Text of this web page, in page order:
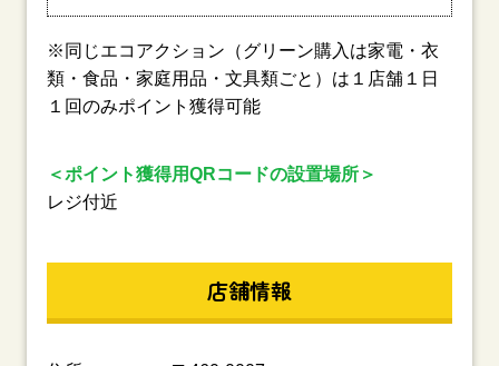
※同じエコアクション（グリーン購入は家電・衣
類・食品・家庭用品・文具類ごと）は１店舗１日
１回のみポイント獲得可能
＜ポイント獲得用QRコードの設置場所＞
レジ付近
店舗情報